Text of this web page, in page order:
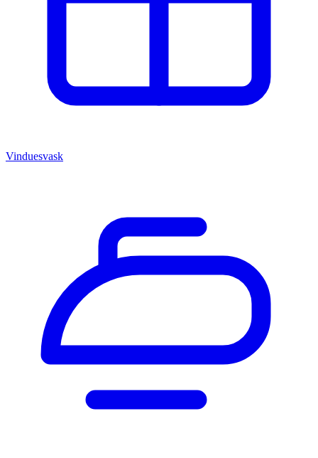
Vinduesvask